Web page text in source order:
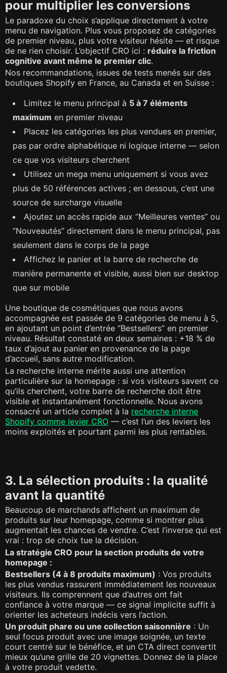
pour multiplier les conversions
Le paradoxe du choix s’applique directement à votre
menu de navigation. Plus vous proposez de catégories
de premier niveau, plus votre visiteur hésite — et risque
de ne rien choisir. L’objectif CRO ici : réduire la friction
cognitive avant même le premier clic.
Nos recommandations, issues de tests menés sur des
boutiques Shopify en France, au Canada et en Suisse :
Limitez le menu principal à 5 à 7 éléments
maximum en premier niveau
Placez les catégories les plus vendues en premier,
pas par ordre alphabétique ni logique interne — selon
ce que vos visiteurs cherchent
Utilisez un mega menu uniquement si vous avez
plus de 50 références actives ; en dessous, c’est une
source de surcharge visuelle
Ajoutez un accès rapide aux “Meilleures ventes” ou
“Nouveautés” directement dans le menu principal, pas
seulement dans le corps de la page
Affichez le panier et la barre de recherche de
manière permanente et visible, aussi bien sur desktop
que sur mobile
Une boutique de cosmétiques que nous avons
accompagnée est passée de 9 catégories de menu à 5,
en ajoutant un point d’entrée “Bestsellers” en premier
niveau. Résultat constaté en deux semaines : +18 % de
taux d’ajout au panier en provenance de la page
d’accueil, sans autre modification.
La recherche interne mérite aussi une attention
particulière sur la homepage : si vos visiteurs savent ce
qu’ils cherchent, votre barre de recherche doit être
visible et instantanément fonctionnelle. Nous avons
consacré un article complet à la recherche interne
Shopify comme levier CRO — c’est l’un des leviers les
moins exploités et pourtant parmi les plus rentables.
3. La sélection produits : la qualité
avant la quantité
Beaucoup de marchands affichent un maximum de
produits sur leur homepage, comme si montrer plus
augmentait les chances de vendre. C’est l’inverse qui est
vrai : trop de choix tue la décision.
La stratégie CRO pour la section produits de votre
homepage :
Bestsellers (4 à 8 produits maximum) : Vos produits
les plus vendus rassurent immédiatement les nouveaux
visiteurs. Ils comprennent que d’autres ont fait
confiance à votre marque — ce signal implicite suffit à
orienter les acheteurs indécis vers l’action.
Un produit phare ou une collection saisonnière : Un
seul focus produit avec une image soignée, un texte
court centré sur le bénéfice, et un CTA direct convertit
mieux qu’une grille de 20 vignettes. Donnez de la place
à votre produit vedette.